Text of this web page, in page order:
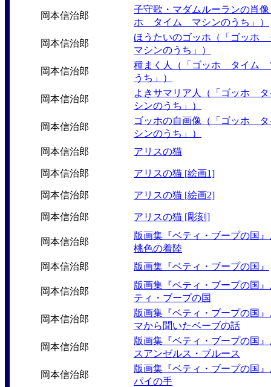
岡本信治郎
子守歌・マダムルーランの肖
ホ タイム マシンのうち」）
岡本信治郎
ほうたいのゴッホ（「ゴッ
マシンのうち」）
岡本信治郎
種まく人（「ゴッホ タイム
うち」）
岡本信治郎
よきサマリア人（「ゴッホ
シンのうち」）
岡本信治郎
ゴッホの自画像（「ゴッホ
シンのうち」）
岡本信治郎
アリスの猫
岡本信治郎 アリスの猫 [絵画1]
岡本信治郎 アリスの猫 [絵画2]
岡本信治郎 アリスの猫 [彫刻]
岡本信治郎
版画集『ベティ・ブープの国
桃色の着陸
岡本信治郎
版画集『ベティ・ブープの国』
岡本信治郎
版画集『ベティ・ブープの国
ティ・ブープの国
岡本信治郎
版画集『ベティ・ブープの国
マから聞いたベーブの話
岡本信治郎
版画集『ベティ・ブープの国
スアンゼルス・ブルース
岡本信治郎
版画集『ベティ・ブープの国
パイの手